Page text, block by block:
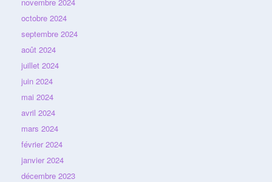
octobre 2024
septembre 2024
août 2024
juillet 2024
juin 2024
mai 2024
avril 2024
mars 2024
février 2024
janvier 2024
décembre 2023